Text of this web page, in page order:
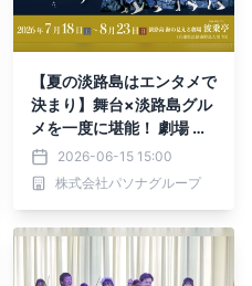
【夏の淡路島はエンタメで
決まり】舞台×淡路島グル
メを一度に堪能！ 劇場 波
乗亭『淡路の月に誓う』コ
ラボプラン7月18日より販
売開始 ～ 6月8日より予約
2026-06-15 15:00
株式会社パソナグループ